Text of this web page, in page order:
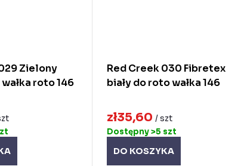
Zielony
roto 146
Red Creek 030 Fibretex
biały do roto wałka 146
zł35,60/ szt
Dostępny>5 szt
DO KOSZYKA